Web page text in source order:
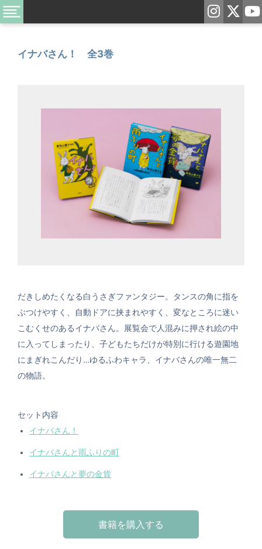
イナバさん！ 全3巻
だきしめたくなる白うさぎファンタジー。タンスの角に指を
ぶつけやすく、自動ドアに挟まれやすく、変なところに迷い
こむくせのあるイナバさん。展覧会で人混みに押され絵の中
に入ってしまったり、子どもたちだけが特別に行ける遊園地
にまぎれこんだり…ゆるふわキャラ、イナバさんの唯一無二
の物語。
セット内容
イナバさん！
イナバさんと雨ふりの町
イナバさんと夢の金貨
書籍を購入する